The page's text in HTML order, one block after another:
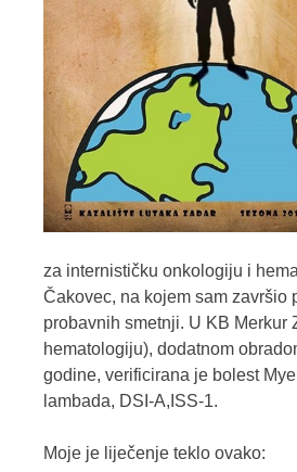
za internističku onkologiju i
Čakovec, na kojem sam završio
probavnih smetnji. U KB Merkur
hematologiju), dodatnom
godine, verificirana je bolest
lambada, DSI-A,ISS-1.
Moje je liječenje teklo ovako: